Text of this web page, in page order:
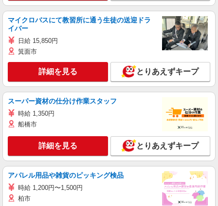
マイクロバスにて教習所に通う生徒の送迎ドラ
イバー
日給 15,850円
箕面市
詳細を見る とりあえずキープ
スーパー資材の仕分け作業スタッフ
時給 1,350円
船橋市
詳細を見る とりあえずキープ
アパレル用品や雑貨のピッキング検品
時給 1,200円〜1,500円
柏市